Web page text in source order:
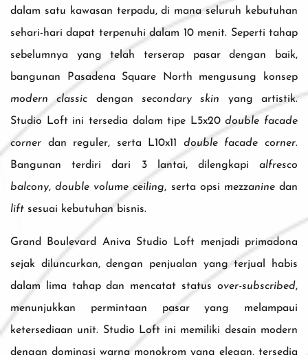
dalam satu kawasan terpadu, di mana seluruh kebutuhan
sehari-hari dapat terpenuhi dalam 10 menit. Seperti tahap
sebelumnya yang telah terserap pasar dengan baik,
bangunan Pasadena Square North mengusung konsep
modern classic dengansecondary skin yang artistik.
Studio Loft ini tersedia dalam tipe L5x20double facade
corner dan reguler, serta L10x11 double facade corner.
Bangunan terdiri dari 3 lantai, dilengkapi alfresco
balcony,double volume ceiling, serta opsi mezzaninedan
lift sesuai kebutuhan bisnis.
Grand Boulevard Aniva Studio Loft menjadi primadona
sejak diluncurkan, dengan penjualan yang terjual habis
dalam lima tahap dan mencatat status over-subscribed,
menunjukkan permintaan pasar yang melampaui
ketersediaan unit. Studio Loft ini memiliki desain modern
dengan dominasi warna monokrom yang elegan, tersedia